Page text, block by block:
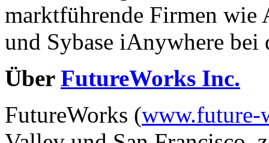
marktführende Firmen wie
und Sybase iAnywhere
Über FutureWorks Inc.
FutureWorks (www.future-